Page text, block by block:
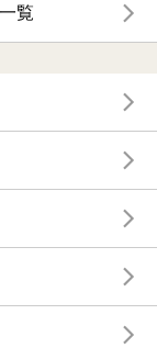
覧